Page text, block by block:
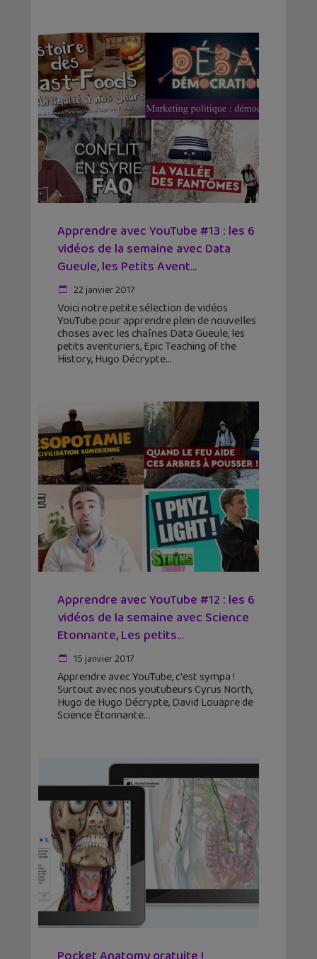
Apprendre avec YouTube #13 : les 6
vidéos de la semaine avec Data
Gueule, les Petits Avent...
22 janvier 2017
Voici notre petite sélection de vidéos
YouTube pour apprendre plein de nouvelles
choses avec les chaînes Data Gueule, les
petits aventuriers, Epic Teaching of the
History, Hugo Décrypte
Apprendre avec YouTube #12 : les 6
vidéos de la semaine avec Science
Etonnante, Les petits...
15 janvier 2017
Apprendre avec YouTube, c'est sympa !
Surtout avec nos youtubeurs Cyrus North,
Hugo de Hugo Décrypte, David Louapre de
Science Étonnante